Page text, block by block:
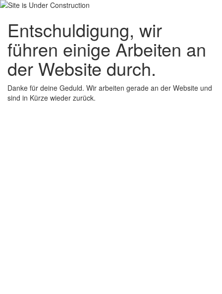
Entschuldigung, wir
führen einige Arbeiten an
der Website durch.
Danke für deine Geduld. Wir arbeiten gerade an der Website und
sind in Kürze wieder zurück.